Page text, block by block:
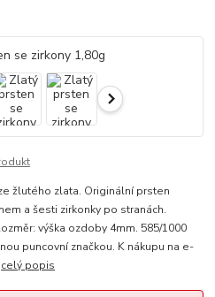
žlutého zlata. Originální prsten
a šesti zirkonky po stranách.
výška ozdoby 4mm. 585/1000
puncovní značkou. K nákupu na e-
celý popis